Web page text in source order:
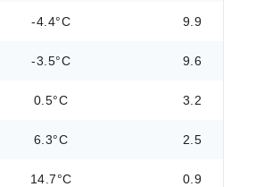
-4.4°C 9.9
-3.5°C 9.6
0.5°C 3.2
6.3°C 2.5
14.7°C 0.9